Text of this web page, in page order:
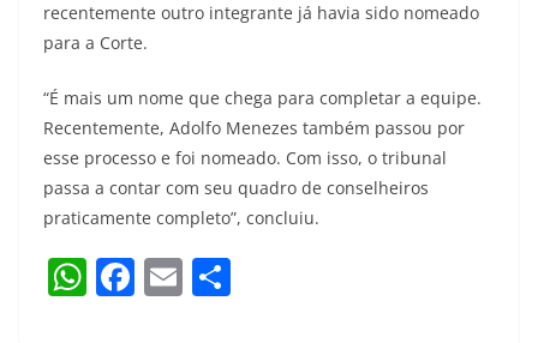
recentemente outro integrante já havia sido nomeado
para a Corte.
“É mais um nome que chega para completar a equipe.
Recentemente, Adolfo Menezes também passou por
esse processo e foi nomeado. Com isso, o tribunal
passa a contar com seu quadro de conselheiros
praticamente completo”, concluiu.
W F E